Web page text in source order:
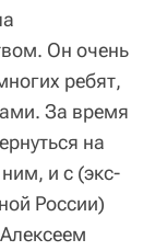
Он очень
ребят,
За время
на
и с (экс-
России)